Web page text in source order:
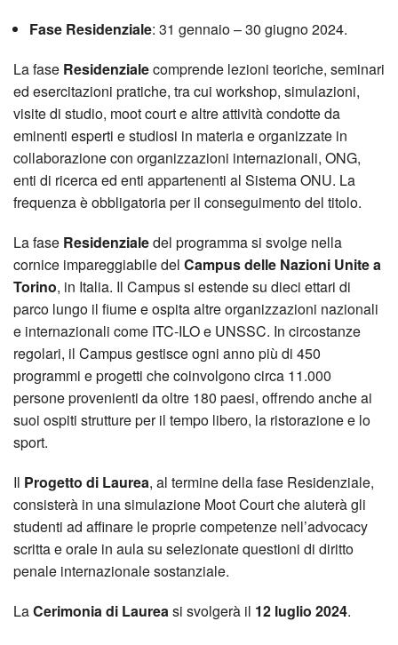
Fase Residenziale: 31 gennaio – 30 giugno 2024.
La fase Residenzialecomprende lezioni teoriche, seminari
ed esercitazioni pratiche, tra cui workshop, simulazioni,
visite di studio, moot court e altre attività condotte da
eminenti esperti e studiosi in materia e organizzate in
collaborazione con organizzazioni internazionali, ONG,
enti di ricerca ed enti appartenenti al Sistema ONU. La
frequenza è obbligatoria per il conseguimento del titolo.
La fase Residenzialedel programma si svolge nella
cornice impareggiabile del Campus delle Nazioni Unite a
Torino, in Italia. Il Campus si estende su dieci ettari di
parco lungo il fiume e ospita altre organizzazioni nazionali
e internazionali come ITC-ILO e UNSSC. In circostanze
regolari, il Campus gestisce ogni anno più di 450
programmi e progetti che coinvolgono circa 11.000
persone provenienti da oltre 180 paesi, offrendo anche ai
suoi ospiti strutture per il tempo libero, la ristorazione e lo
sport.
Il Progetto di Laurea, al termine della fase Residenziale,
consisterà in una simulazione Moot Court che aiuterà gli
studenti ad affinare le proprie competenze nell’advocacy
scritta e orale in aula su selezionate questioni di diritto
penale internazionale sostanziale.
LaCerimonia di Laureasi svolgerà il 12 luglio 2024.